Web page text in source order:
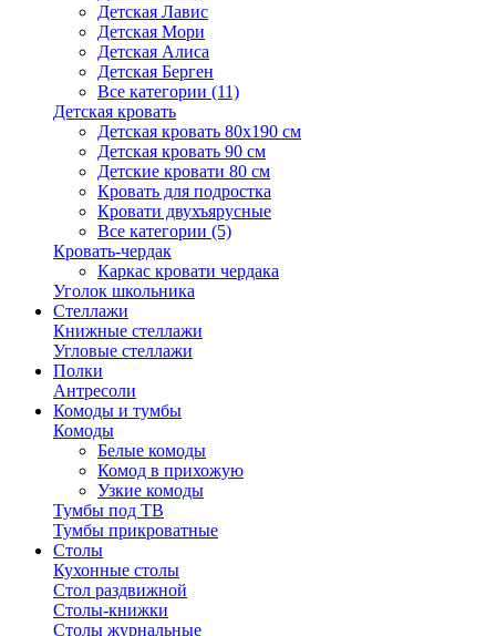
Детская Лавис
Детская Мори
Детская Алиса
Детская Берген
Все категории (11)
Детская кровать
Детская кровать 80х190 см
Детская кровать 90 см
Детские кровати 80 см
Кровать для подростка
Кровати двухъярусные
Все категории (5)
Кровать-чердак
Каркас кровати чердака
Уголок школьника
Стеллажи
Книжные стеллажи
Угловые стеллажи
Полки
Антресоли
Комоды и тумбы
Комоды
Белые комоды
Комод в прихожую
Узкие комоды
Тумбы под ТВ
Тумбы прикроватные
Столы
Кухонные столы
Стол раздвижной
Столы-книжки
Столы журнальные